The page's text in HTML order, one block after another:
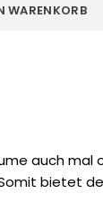
WARENKORB
auch
bietet